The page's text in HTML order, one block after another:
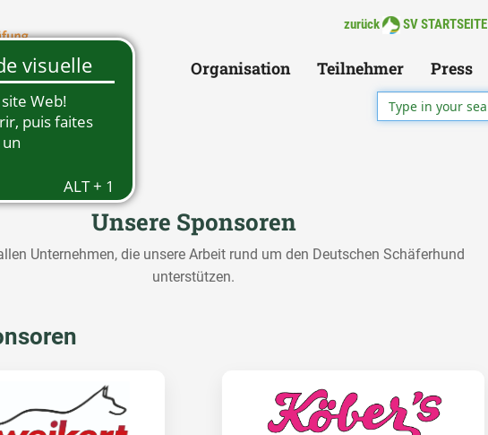
zurück SV STARTSEITE
Organisation Teilnehmer Press
Unsere Sponsoren
Unternehmen, die unsere Arbeit rund um den Deutschen Schäferhund
unterstützen.